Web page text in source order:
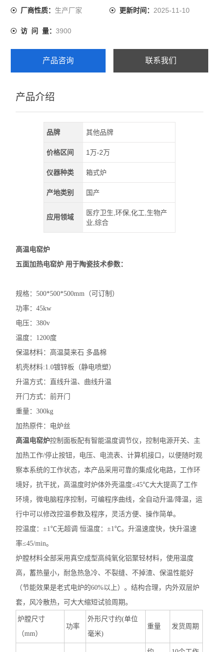
温度：1200度
机壳材料:1.0镀锌板（静电喷塑）
开门方式：前开门
厂商性质： 生产厂家 更新时间： 2025-11-10
访 问 量：3900
产品咨询 联系我们
产品介绍
品牌 其他品牌
价格区间 1万-2万
仪器种类 箱式炉
产地类别 国产
应用领域
医疗卫生,环保,化工,生物产
业,综合
高温电窑炉
五面加热电窑炉 用于陶瓷技术参数：
规格：500*500*500mm（可订制）
功率：45kw
电压：380v
温度：1200度
保温材料：高温莫来石 多晶棉
机壳材料:1.0镀锌板（静电喷塑）
升温方式：直线升温、曲线升温
开门方式：前开门
重量：300kg
加热原件：电炉丝
高温电窑炉控制面板配有智能温度调节仪，控制电源开关、主
加热工作/停止按钮，电压、电流表、计算机接口，以便随时观
察本系统的工作状态，本产品采用可靠的集成化电路，工作环
境好，抗干扰，高温度时炉体外壳温度≤45℃大大提高了工作
环境，微电脑程序控制，可编程序曲线，全自动升温/降温，运
行中可以修改控温参数及程序，灵活方便、操作简单。
控温度：±1℃无超调 恒温度：±1℃。升温速度快，快升温速
率≤45/min。
炉膛材料全部采用真空成型高纯氧化铝聚轻材料，使用温度
高，蓄热量小，耐急热急冷、不裂缝、不掉渣、保温性能好
（节能效果是老式电炉的60%以上）。结构合理，内外双层炉
套，风冷散热，可大大缩短试验周期。
炉膛尺寸
（mm）
功率
外形尺寸约(单位
毫米)
重量 发货周期